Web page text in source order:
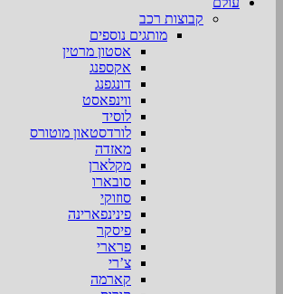
קבוצות רכב
מותגים נוספים
אסטון מרטין
אקספנג
דונגפנג
ווינפאסט
לוסיד
לורדסטאון מוטורס
מאזדה
מקלארן
סובארו
סוזוקי
פינינפארינה
פיסקר
פרארי
צ’רי
קארמה